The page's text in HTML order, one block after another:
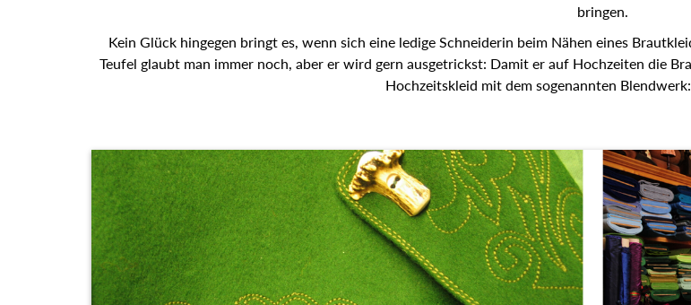
bringen.
Kein Glück hingegen bringt es, wenn sich eine ledige Schneiderin beim Nähen eines
Teufel glaubt man immer noch, aber er wird gern ausgetrickst: Damit er auf Hochzeiten die
Hochzeitskleid mit dem sogenannten